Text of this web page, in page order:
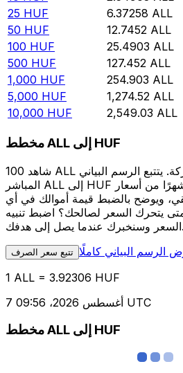
25 HUF 6.37258 ALL
50 HUF 12.7452 ALL
100 HUF 25.4903 ALL
500 HUF 127.452 ALL
1,000 HUF 254.903 ALL
5,000 HUF 1,274.52 ALL
10,000 HUF 2,549.03 ALL
مخطط ALL إلى HUF
شاهد 100 ALL الخاص بك أثناء الحركة. يتتبع الرسم البياني
المباشر ALL إلى HUF الخاص بنا على مدار 12 شهرًا من أسعار
ويوضح بالضبط قيمة أموالك في أي
يتحرك السعر لصالحك؟ اضبط تنبيه
السعر وسنخبرك عندما يصل إلى هدفك.
تتبع سعر الصرف الرسم البياني كاملًا
1 ALL = 3.92306 HUF
7 أغسطس 2026، 09:56 UTC
مخطط ALL إلى HUF